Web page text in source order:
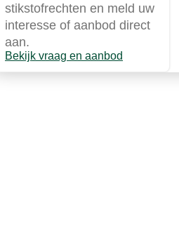
stikstofrechten en meld uw
interesse of aanbod direct
aan.
Bekijk vraag en aanbod